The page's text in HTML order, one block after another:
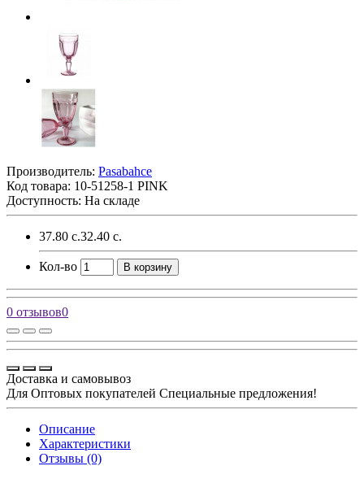
Производитель: Pasabahce
Код товара: 10-51258-1 PINK
Доступность: На складе
37.80 с.32.40 с.
Кол-во В корзину
0 отзывов0
Доставка и самовывоз
Для Оптовых покупателей Специальные предложения!
Описание
Характеристики
Отзывы (0)